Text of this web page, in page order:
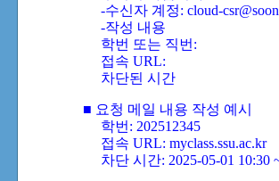
-수신자 계정: cloud-
-작성 내용
학번 또는 직번:
접속 URL:
차단된 시간
■ 요청 메일 내용 작성 예시
학번: 202512345
접속 URL: myclass.ssu.ac.kr
차단 시간: 2025-05-01 10:30